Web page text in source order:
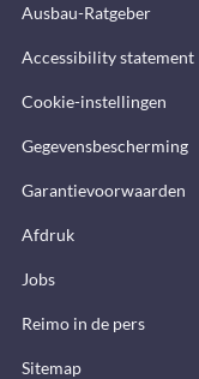
Ausbau-Ratgeber
Accessibility statement
Cookie-instellingen
Gegevensbescherming
Garantievoorwaarden
Afdruk
Jobs
Reimo in de pers
Sitemap